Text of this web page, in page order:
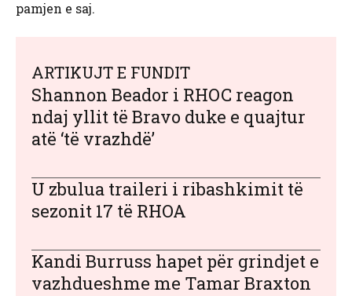
pamjen e saj.
ARTIKUJT E FUNDIT
Shannon Beador i RHOC reagon
ndaj yllit të Bravo duke e quajtur
atë ‘të vrazhdë’
U zbulua traileri i ribashkimit të
sezonit 17 të RHOA
Kandi Burruss hapet për grindjet e
vazhdueshme me Tamar Braxton